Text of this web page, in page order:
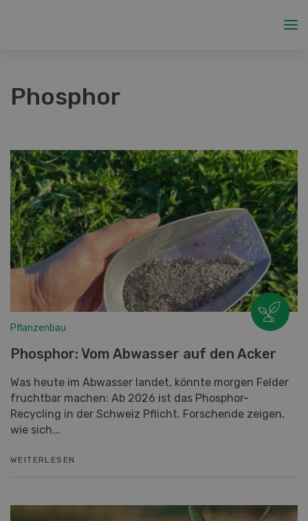
Phosphor
Pflanzenbau
Phosphor: Vom Abwasser auf den Acker
Was heute im Abwasser landet, könnte morgen Felder
fruchtbar machen: Ab 2026 ist das Phosphor-
Recycling in der Schweiz Pflicht. Forschende zeigen,
wie sich...
WEITERLESEN